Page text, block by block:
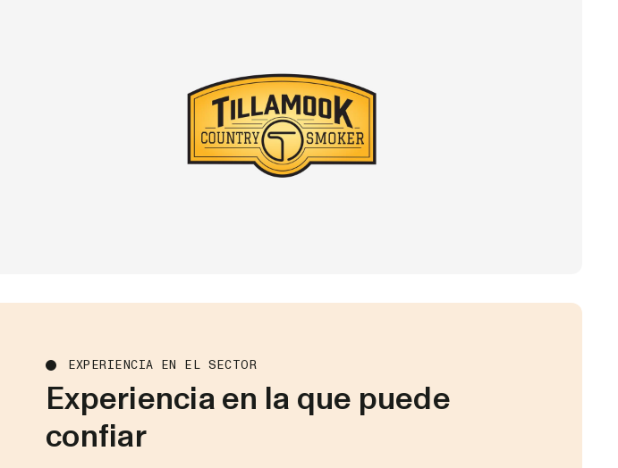
EXPERIENCIA EN EL SECTOR
Experiencia en la que puede
confiar